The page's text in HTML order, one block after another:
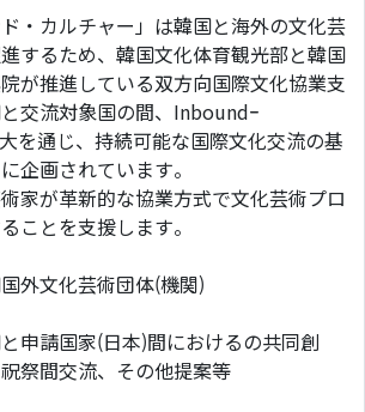
ド・カルチャー」は韓国と海外の⽂化芸
するため、韓国⽂化体育観光部と韓国
が推進している双⽅向国際⽂化協業⽀
交流対象国の間、Inboundｰ
を通じ、持続可能な国際⽂化交流の基
企画されています。
家が⾰新的な協業⽅式で⽂化芸術プロ
ことを⽀援します。
外⽂化芸術団体(機関)
申請国家(⽇本)間におけるの共同創
祭間交流、その他提案等